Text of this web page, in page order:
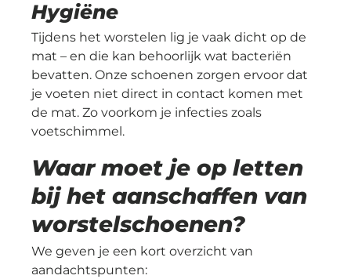
Hygiëne
Tijdens het worstelen lig je vaak dicht op de
mat – en die kan behoorlijk wat bacteriën
bevatten. Onze schoenen zorgen ervoor dat
je voeten niet direct in contact komen met
de mat. Zo voorkom je infecties zoals
voetschimmel.
Waar moet je op letten
bij het aanschaffen van
worstelschoenen?
We geven je een kort overzicht van
aandachtspunten: